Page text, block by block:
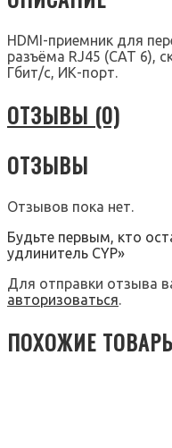
HDMI-приемник для
разъёма RJ45 (CAT 6),
Гбит/с, ИК-порт.
ОТЗЫВЫ (0)
ОТЗЫВЫ
Отзывов пока нет.
Будьте первым, кто
удлинитель CYP»
Для отправки отзыва
авторизоваться.
ПОХОЖИЕ